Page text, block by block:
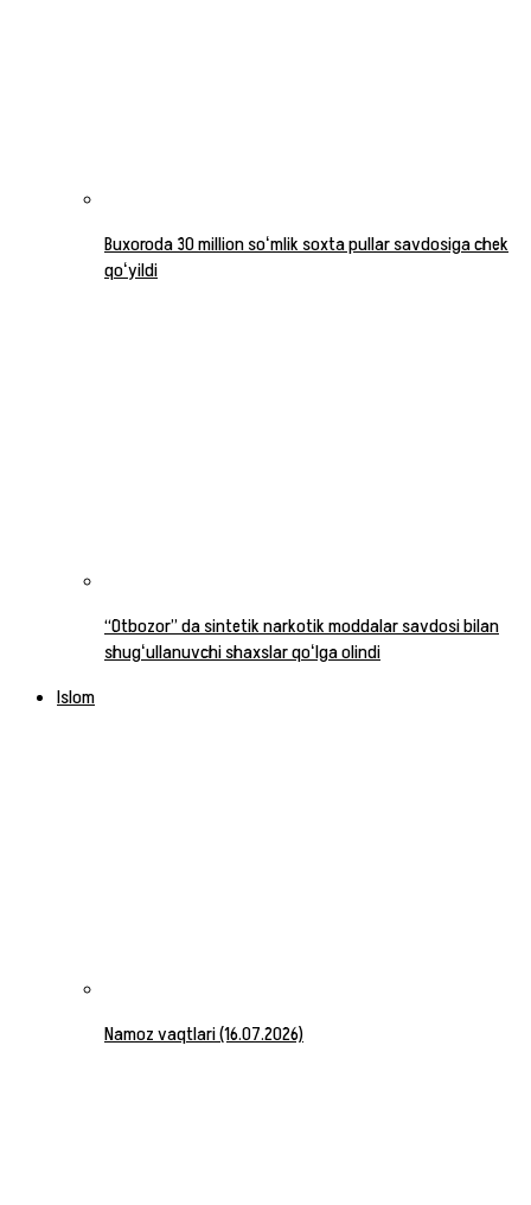
Buxoroda 30 million soʻmlik soxta pullar savdosiga chek
qoʻyildi
“Otbozor” da sintetik narkotik moddalar savdosi bilan
shugʻullanuvchi shaxslar qoʻlga olindi
Islom
Namoz vaqtlari (16.07.2026)